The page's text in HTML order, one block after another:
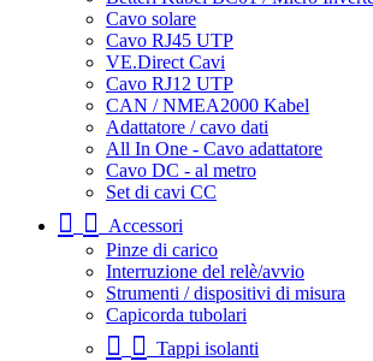
Cavo solare
Cavo RJ45 UTP
VE.Direct Cavi
Cavo RJ12 UTP
CAN / NMEA2000 Kabel
Adattatore / cavo dati
All In One - Cavo adattatore
Cavo DC - al metro
Set di cavi CC
Accessori
Pinze di carico
Interruzione del relè/avvio
Strumenti / dispositivi di misura
Capicorda tubolari
Tappi isolanti